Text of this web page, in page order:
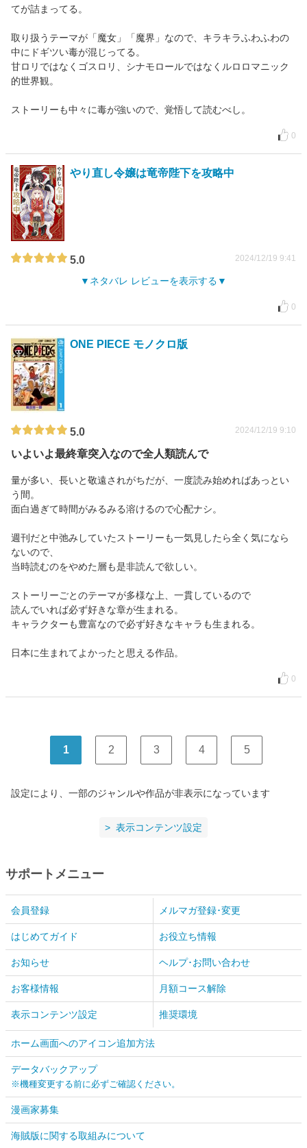
てが詰まってる。
取り扱うテーマが「魔女」「魔界」なので、キラキラふわふわの
中にドギツい毒が混じってる。
甘ロリではなくゴスロリ、シナモロールではなくルロロマニック
的世界観。
ストーリーも中々に毒が強いので、覚悟して読むべし。
0
やり直し令嬢は竜帝陛下を攻略中
5.0 2024/12/19 9:41
ネタバレ レビューを表示する
0
ONE PIECE モノクロ版
5.0 2024/12/19 9:10
いよいよ最終章突入なので全人類読んで
量が多い、長いと敬遠されがちだが、一度読み始めればあっとい
う間。
面白過ぎて時間がみるみる溶けるので心配ナシ。
週刊だと中弛みしていたストーリーも一気見したら全く気になら
ないので、
当時読むのをやめた層も是非読んで欲しい。
ストーリーごとのテーマが多様な上、一貫しているので
読んでいれば必ず好きな章が生まれる。
キャラクターも豊富なので必ず好きなキャラも生まれる。
日本に生まれてよかったと思える作品。
0
1 2 3 4 5
設定により、一部のジャンルや作品が非表示になっています
表示コンテンツ設定
サポートメニュー
会員登録 メルマガ登録･変更
はじめてガイド お役立ち情報
お知らせ ヘルプ･お問い合わせ
お客様情報 月額コース解除
表示コンテンツ設定 推奨環境
ホーム画面へのアイコン追加方法
データバックアップ
※機種変更する前に必ずご確認ください。
漫画家募集
海賊版に関する取組みについて